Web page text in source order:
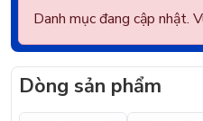
Danh mục đang cập nhật.
Dòng sản phẩm